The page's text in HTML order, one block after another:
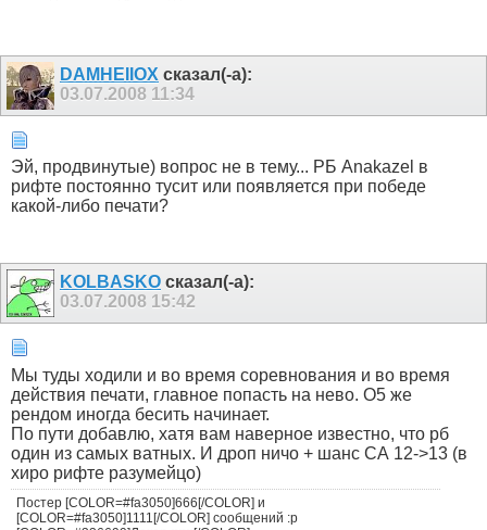
DAMHEIIOX сказал(-а):
03.07.2008 11:34
Эй, продвинутые) вопрос не в тему... РБ Anakazel в
рифте постоянно тусит или появляется при победе
какой-либо печати?
KOLBASKO сказал(-а):
03.07.2008 15:42
Мы туды ходили и во время соревнования и во время
действия печати, главное попасть на нево. О5 же
рендом иногда бесить начинает.
По пути добавлю, хатя вам наверное известно, что рб
один из самых ватных. И дроп ничо + шанс СА 12->13 (в
хиро рифте разумейцо)
Постер [COLOR=#fa3050]666[/COLOR] и
[COLOR=#fa3050]1111[/COLOR] сообщений :p